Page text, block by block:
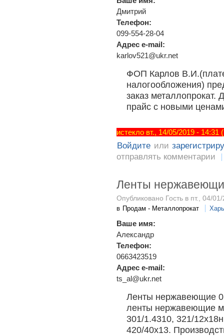
Дмитрий
Телефон:
099-554-28-04
Адрес e-mail:
karlov521@ukr.net
ФОП Карлов
налогообложения)
заказ
прайс с новыми
истекло вт., 14/05/2019 -
Войдите или
отправлять комментарии
Ленты
Опубликовано Гость в пт., 04/
в Продам - Металлопрокат
Ваше имя:
Александр
Телефон:
0663423519
Адрес e-mail:
ts_al@ukr.net
Ленты нержавеющие
ленты нержавеющие
301/1.4310, 321/
420/40х13.